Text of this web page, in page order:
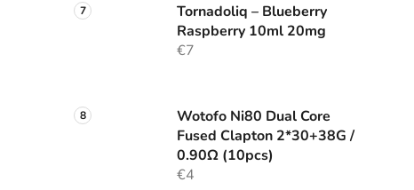
Tornadoliq – Blueberry
Raspberry 10ml 20mg
€7
Wotofo Ni80 Dual Core
Fused Clapton 2*30+38G /
0.90Ω (10pcs)
€4